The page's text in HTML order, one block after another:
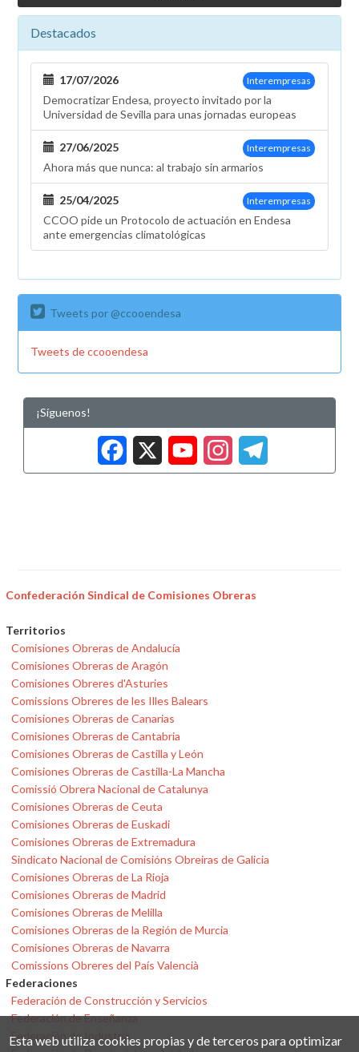
Destacados
Interempresas
17/07/2026
Democratizar Endesa, proyecto invitado por la
Universidad de Sevilla para unas jornadas europeas
Interempresas
27/06/2025
Ahora más que nunca: al trabajo sin armarios
Interempresas
25/04/2025
CCOO pide un Protocolo de actuación en Endesa
ante emergencias climatológicas
Tweets por @ccooendesa
Tweets de ccooendesa
¡Síguenos!
Facebook
X
Confederación Sindical de Comisiones Obreras
Territorios
Comisiones Obreras de Andalucía
Comisiones Obreras de Aragón
Comisiones Obreres d'Asturies
Comissions Obreres de les Illes Balears
Comisiones Obreras de Canarias
Comisiones Obreras de Cantabria
Comisiones Obreras de Castilla y León
Comisiones Obreras de Castilla-La Mancha
Comissió Obrera Nacional de Catalunya
Comisiones Obreras de Ceuta
Comisiones Obreras de Euskadi
Comisiones Obreras de Extremadura
Sindicato Nacional de Comisións Obreiras de Galicia
Comisiones Obreras de La Rioja
Comisiones Obreras de Madrid
Comisiones Obreras de Melilla
Comisiones Obreras de la Región de Murcia
Comisiones Obreras de Navarra
Comissions Obreres del País Valencià
Federaciones
Federación de Construcción y Servicios
Federación de Enseñanza
Federación de Industria
Esta web utiliza cookies propias y de terceros para optimizar